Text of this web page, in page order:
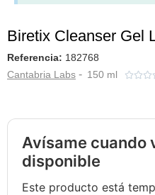
Biretix Cleanser Gel
Referencia: 182768
Cantabria Labs - 150 ml 
Avísame cuando
disponible
Este producto está